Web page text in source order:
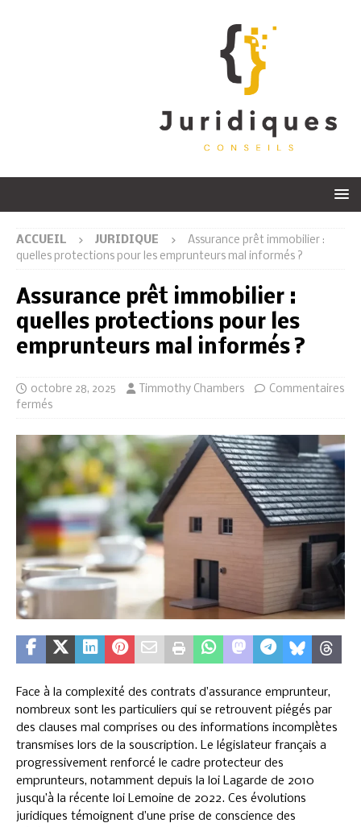
ACCUEIL JURIDIQUE
Assurance prêt immobilier :
quelles protections pour les emprunteurs mal informés ?
Assurance prêt immobilier :
quelles protections pour les
emprunteurs mal informés ?
octobre 28, 2025 Timmothy Chambers
Commentaires
fermés
Face à la complexité des contrats d’assurance emprunteur,
nombreux sont les particuliers qui se retrouvent piégés par
des clauses mal comprises ou des informations incomplètes
transmises lors de la souscription. Le législateur français a
progressivement renforcé le cadre protecteur des
emprunteurs, notamment depuis la loi Lagarde de 2010
jusqu’à la récente loi Lemoine de 2022. Ces évolutions
juridiques témoignent d’une prise de conscience des